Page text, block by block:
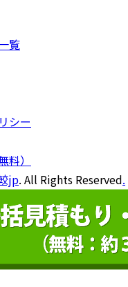
覧
シー
）
jp. All Rights Reserved.